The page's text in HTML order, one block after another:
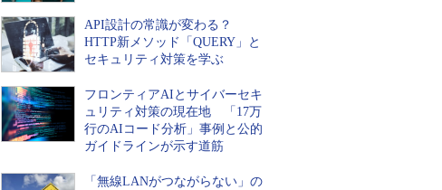
API設計の常識が変わる？
HTTP新メソッド「QUERY」と
セキュリティ対策を学ぶ
フロンティアAIとサイバーセキ
ュリティ対策の現在地 「17万
行のAIコード分析」事例と公的
ガイドラインが示す道筋
「無線LANがつながらない」の